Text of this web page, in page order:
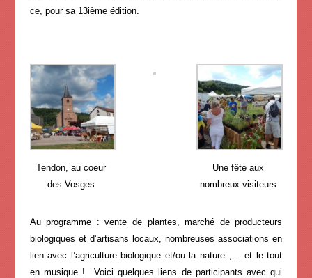
ce, pour sa 13ième édition.
Tendon, au coeur
des Vosges
Une fête aux
nombreux visiteurs
Au programme : vente de plantes, marché de producteurs
biologiques et d’artisans locaux, nombreuses associations en
lien avec l’agriculture biologique et/ou la nature ,… et le tout
en musique ! Voici quelques liens de participants avec qui